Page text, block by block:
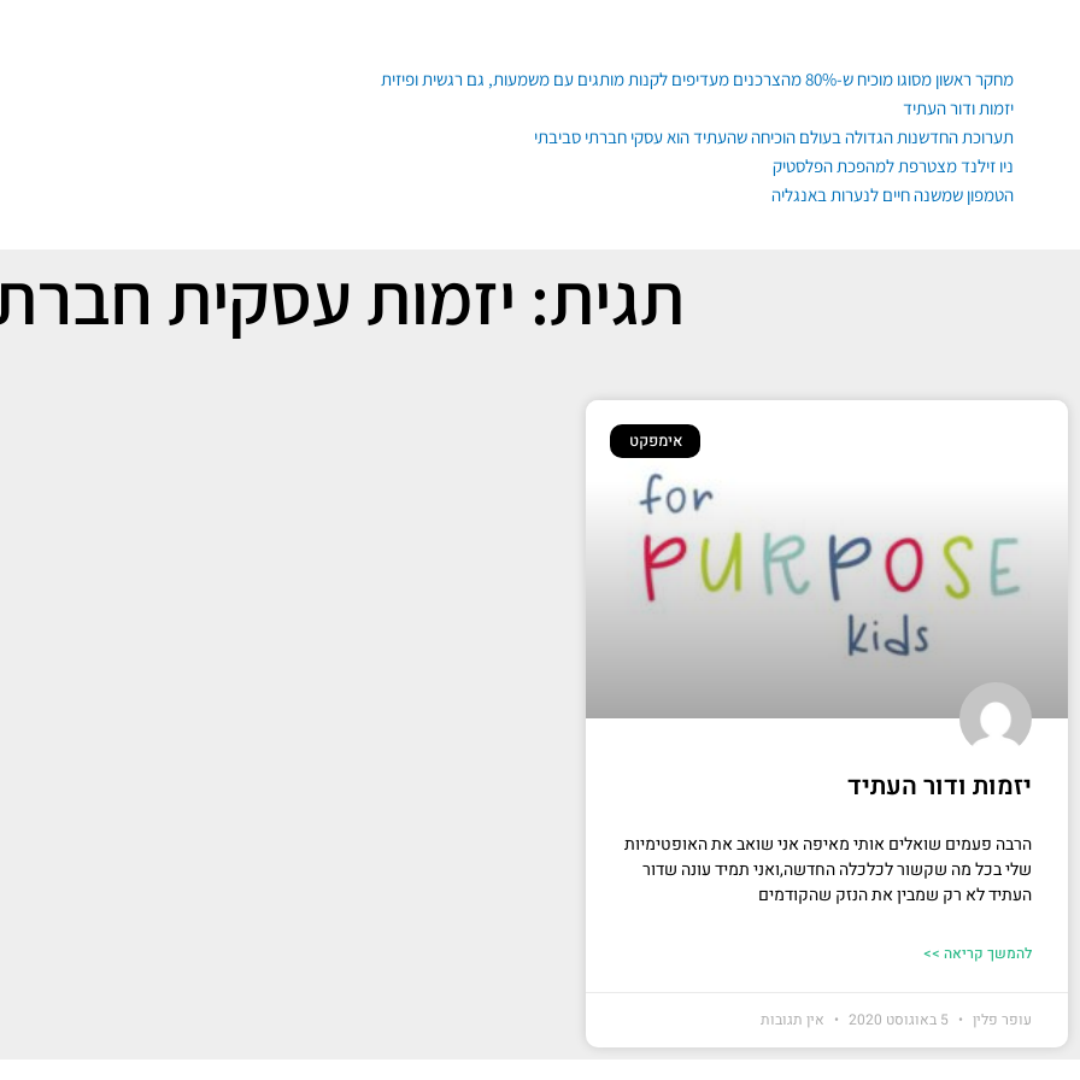
מחקר ראשון מסוגו מוכיח ש-80% מהצרכנים מעדיפים לקנות מותגים עם משמעות, גם רגשית ופיזית
יזמות ודור העתיד
תערוכת החדשנות הגדולה בעולם הוכיחה שהעתיד הוא עסקי חברתי סביבתי
ניו זילנד מצטרפת למהפכת הפלסטיק
הטמפון שמשנה חיים לנערות באנגליה
תגית: יזמות עסקית
אימפקט
יזמות ודור העתיד
הרבה פעמים שואלים אותי מאיפה אני שואב את האופטימיות
שלי בכל מה שקשור לכלכלה החדשה,ואני תמיד עונה שדור
העתיד לא רק שמבין את הנזק שהקודמים
להמשך קריאה >>
עופר פלין אין תגובות